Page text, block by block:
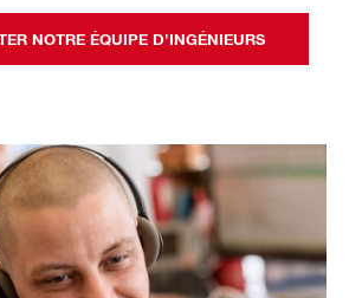
NOTRE ÉQUIPE D'INGÉNIEURS